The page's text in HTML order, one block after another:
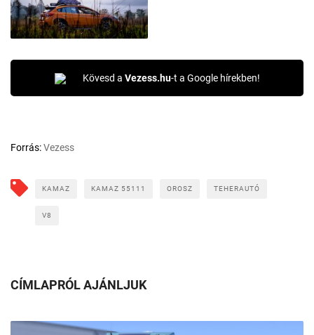
Kövesd a Vezess.hu-t a Google hírekben!
Forrás:Vezess
KAMAZ KAMAZ 55111 OROSZ TEHERAUTÓ
V8
CÍMLAPRÓL AJÁNLJUK